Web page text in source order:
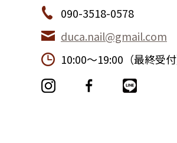
090-3518-0578
duca.nail@gmail.com
10:00〜19:00（最終受付